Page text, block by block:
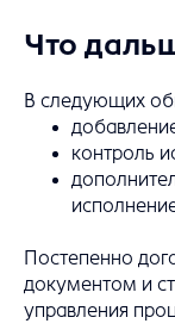
Что
В следующих
контроль
Постепенно
документом и
управления